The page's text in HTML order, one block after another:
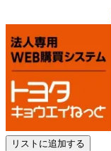
リストに追加する